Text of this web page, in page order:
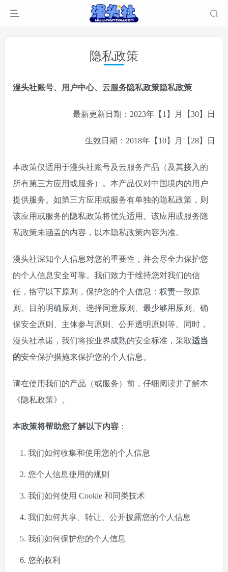
隐私政策
漫头社账号、用户中心、云服务隐私政策隐私政策
最新更新日期：2023年【1】月【30】日
生效日期：2018年【10】月【28】日
本政策仅适用于漫头社账号及云服务产品（及其接入的
所有第三方应用或服务）。本产品仅对中国境内的用户
提供服务。如第三方应用或服务有单独的隐私政策，则
该应用或服务的隐私政策将优先适用。该应用或服务隐
私政策未涵盖的内容，以本隐私政策内容为准。
漫头社深知个人信息对您的重要性，并会尽全力保护您
的个人信息安全可靠。我们致力于维持您对我们的信
任，恪守以下原则，保护您的个人信息：权责一致原
则、目的明确原则、选择同意原则、最少够用原则、确
保安全原则、主体参与原则、公开透明原则等。同时，
漫头社承诺，我们将按业界成熟的安全标准，采取适当
的安全保护措施来保护您的个人信息。
请在使用我们的产品（或服务）前，仔细阅读并了解本
《隐私政策》。
本政策将帮助您了解以下内容 ：
我们如何收集和使用您的个人信息
您个人信息使用的规则
我们如何使用 Cookie 和同类技术
我们如何共享、转让、公开披露您的个人信息
我们如何保护您的个人信息
您的权利